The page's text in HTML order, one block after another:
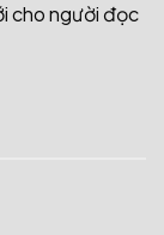
cho người đọc